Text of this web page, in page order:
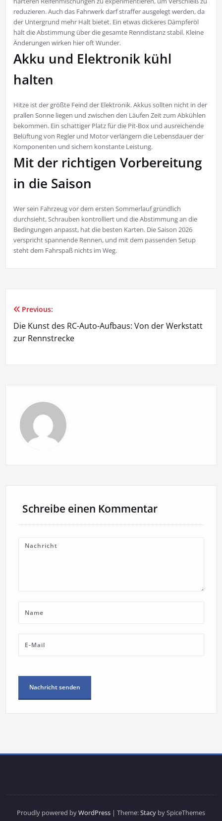
reduzieren. Auch das Fahrwerk darf straffer ausgelegt werden, da
der Untergrund mehr Halt bietet. Ein etwas dickeres Dämpferöl
hält die Abstimmung über die gesamte Renndistanz stabil. Kleine
Änderungen wirken hier oft Wunder.
Akku und Elektronik kühl
halten
Hitze ist der größte Feind der Elektronik. Akkus sollten nicht in der
prallen Sonne liegen und zwischen den Läufen Zeit zum Abkühlen
bekommen. Ein schattiger Platz für die Pit-Box und ausreichende
Belüftung von Regler und Motor verlängern die Lebensdauer der
Komponenten und sichern konstante Leistung.
Mit der richtigen Vorbereitung
in die Saison
Wer sein Fahrzeug vor dem ersten Sommerlauf gründlich
durchsieht, Schrauben kontrolliert und die Abstimmung an die
Bedingungen anpasst, hat die besten Karten. Die Saison 2026
verspricht spannende Rennen, und mit dem passenden Setup
steht dem Fahrspaß nichts im Weg.
Beitragsnavigation
Previous:
Die Kunst des RC-Auto-Aufbaus: Von der Werkstatt
zur Rennstrecke
Schreibe einen Kommentar
Proudly powered byWordPress | Theme:Stacy by SpiceThemes